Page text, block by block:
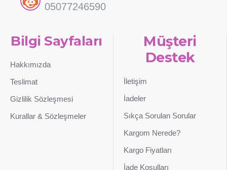
05077246590
Bilgi Sayfaları
Hakkımızda
Teslimat
Gizlilik Sözleşmesi
Kurallar & Sözleşmeler
Müşteri
Destek
İletişim
İadeler
Sıkça Sorulan Sorular
Kargom Nerede?
Kargo Fiyatları
İade Koşulları